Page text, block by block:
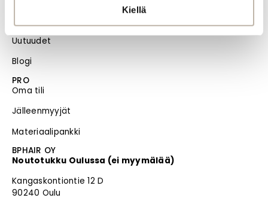
Kiellä
Uutuudet
Blogi
PRO
Oma tili
Jälleenmyyjät
Materiaalipankki
BPHAIR OY
Noutotukku Oulussa (ei myymälää)
Kangaskontiontie 12 D
90240 Oulu